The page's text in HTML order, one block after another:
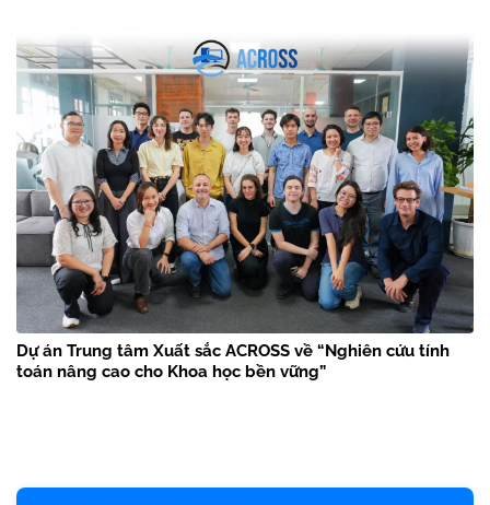
Dự án Trung tâm Xuất sắc ACROSS về “Nghiên cứu tính
toán nâng cao cho Khoa học bền vững”